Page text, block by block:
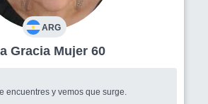
ARG
Alta Gracia Mujer 60
encuentres y vemos que surge.